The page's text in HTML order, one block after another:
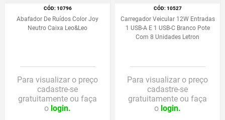
:10796
Abafador De Ruídos Color Joy
Neutro Caixa Leo&Leo
Para visualizar o preço
cadastre-se
gratuitamente ou faça
o login.
:10527
Carregador Veicular 12W Entradas
1 USB-A E 1 USB-C Branco Pote
Com 8 Unidades Letron
Para visualizar o preço
cadastre-se
gratuitamente ou faça
o login.